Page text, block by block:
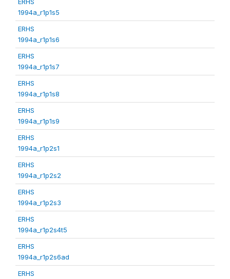
1994a_r1p1s5
ERHS
1994a_r1p1s6
ERHS
1994a_r1p1s7
ERHS
1994a_r1p1s8
ERHS
1994a_r1p1s9
ERHS
1994a_r1p2s1
ERHS
1994a_r1p2s2
ERHS
1994a_r1p2s3
ERHS
1994a_r1p2s4t5
ERHS
1994a_r1p2s6ad
ERHS